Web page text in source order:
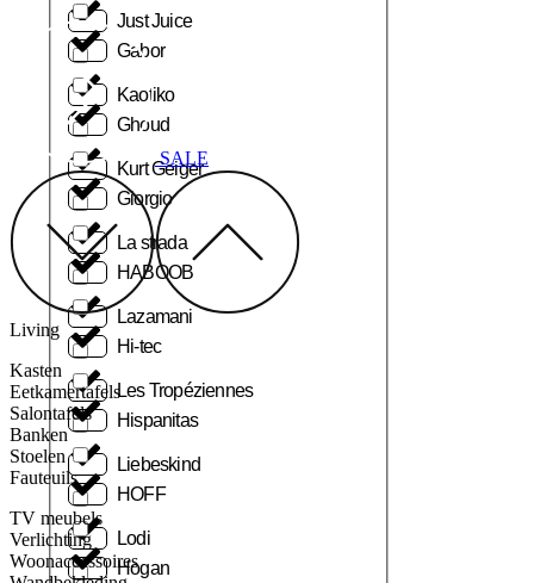
Just Juice
Kaotiko
Kurt Geiger
La strada
Lazamani
Les Tropéziennes
Liebeskind
Lodi
Gabor
Ghoud
Giorgio
HABOOB
Hi-tec
Hispanitas
HOFF
Hogan
SALE
Living
Kasten
Eetkamertafels
Salontafels
Banken
Stoelen
Fauteuils
TV meubels
Verlichting
Woonaccessoires